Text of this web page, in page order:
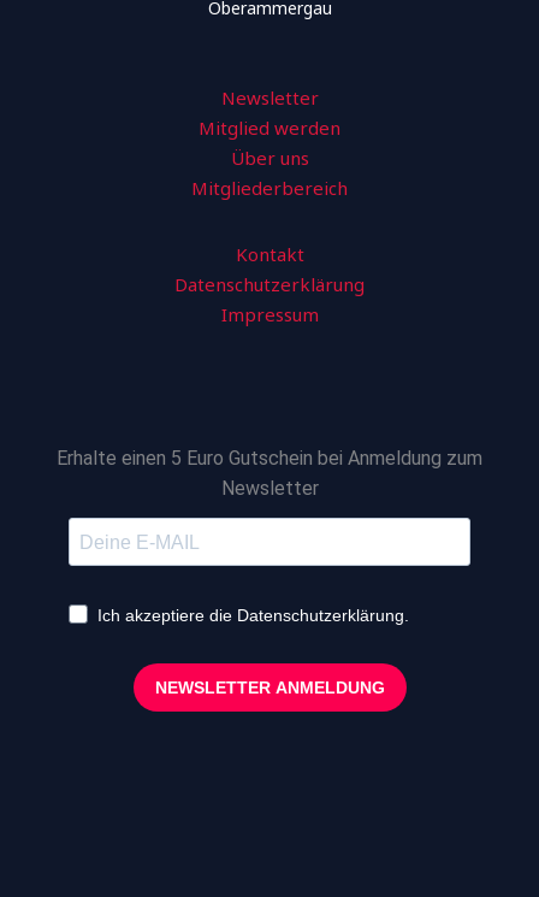
Newsletter
Mitglied werden
Über uns
Mitgliederbereich
Kontakt
Datenschutzerklärung
Impressum
Erhalte einen 5 Euro Gutschein bei Anmeldung zum
Newsletter
Ich akzeptiere die Datenschutzerklärung.
NEWSLETTER ANMELDUNG